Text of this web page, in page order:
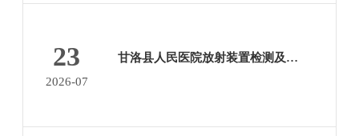
23
2026-07
甘洛县人民医院放射装置检测及职业病危害预控评服务项目公开比选项目院内采购公告